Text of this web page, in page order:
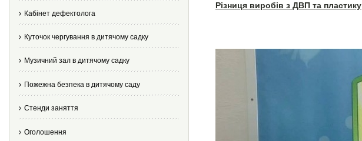
Кабінет дефектолога
Куточок чергування в дитячому садку
Музичний зал в дитячому садку
Пожежна безпека в дитячому саду
Стенди заняття
Оголошення
Різниця виробів з ДВП та пластику